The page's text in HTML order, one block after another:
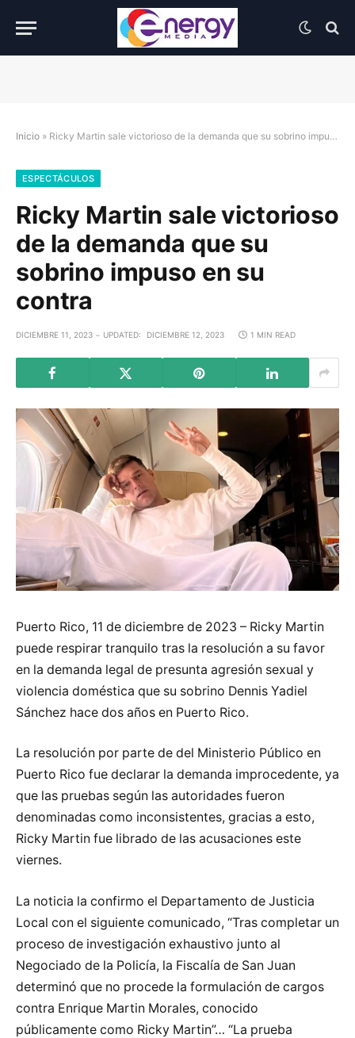
Inicio » Ricky Martin sale victorioso de la demanda que su sobrino impuso en su contra
ESPECTÁCULOS
Ricky Martin sale victorioso
de la demanda que su
sobrino impuso en su
contra
DICIEMBRE 11, 2023 UPDATED: DICIEMBRE 12, 2023 1 MIN READ
Puerto Rico, 11 de diciembre de 2023 – Ricky Martin
puede respirar tranquilo tras la resolución a su favor
en la demanda legal de presunta agresión sexual y
violencia doméstica que su sobrino Dennis Yadiel
Sánchez hace dos años en Puerto Rico.
La resolución por parte de del Ministerio Público en
Puerto Rico fue declarar la demanda improcedente, ya
que las pruebas según las autoridades fueron
denominadas como inconsistentes, gracias a esto,
Ricky Martin fue librado de las acusaciones este
viernes.
La noticia la confirmo el Departamento de Justicia
Local con el siguiente comunicado, “Tras completar un
proceso de investigación exhaustivo junto al
Negociado de la Policía, la Fiscalía de San Juan
determinó que no procede la formulación de cargos
contra Enrique Martin Morales, conocido
públicamente como Ricky Martin”… “La prueba